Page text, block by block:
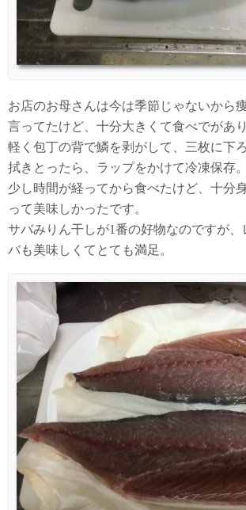
お店のお母さんは今は季節じゃないから
言ってたけど、十分大きくて食べでがあ
軽く包丁の背で鱗を剥がして、三枚に下
拭きとったら、ラップをかけて冷凍保存。
少し時間が経ってから食べたけど、十分
って美味しかったです。
サバみりん干しが1番の好物なのですが
バも美味しくてとても満足。